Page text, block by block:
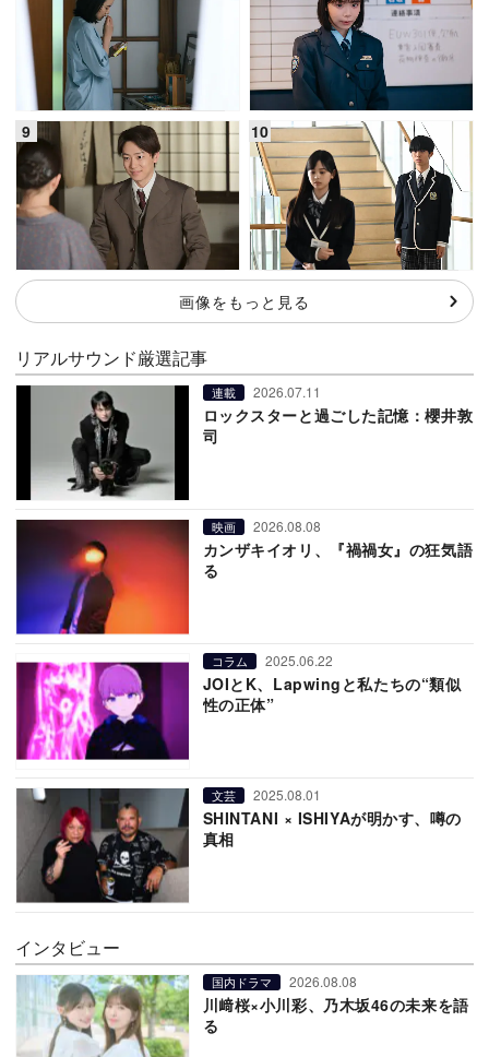
画像をもっと見る
リアルサウンド厳選記事
連載 2026.07.11
ロックスターと過ごした記憶：櫻井敦
司
映画 2026.08.08
カンザキイオリ、『禍禍女』の狂気語
る
コラム 2025.06.22
JOIとK、Lapwingと私たちの“類似
性の正体”
文芸 2025.08.01
SHINTANI × ISHIYAが明かす、噂の
真相
インタビュー
国内ドラマ 2026.08.08
川﨑桜×小川彩、乃木坂46の未来を語
る